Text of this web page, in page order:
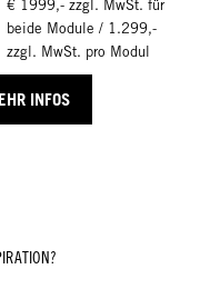
€ 1999,- zzgl. MwSt. für
beide Module / 1.299,-
zzgl. MwSt. pro Modul
INFOS